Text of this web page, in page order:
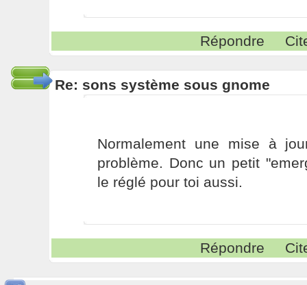
Répondre
Re: sons système sous gnome
Normalement une mise à
problème. Donc un petit
le réglé pour toi aussi.
Répondre